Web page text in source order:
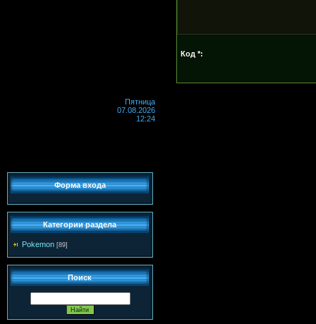
Код *:
Пятница
07.08.2026
12:24
Форма входа
Категории раздела
Pokemon [89]
Поиск